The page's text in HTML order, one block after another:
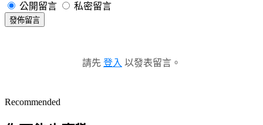
公開留言 私密留言
發佈留言
請先 登入 以發表留言。
Recommended